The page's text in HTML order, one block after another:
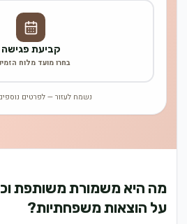
קביעת פגישה
בחרו מועד מלוח
נשמח לעזור — לפרטים
מה היא משמורת משותפת
על הוצאות משפחתיות?